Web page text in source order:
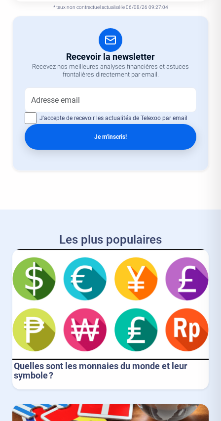
* taux non contractuel actualisé le 06/08/26 09:27:04
Recevoir la newsletter
Recevez nos meilleures analyses financières et astuces
frontalières directement par email.
J'accepte de recevoir les actualités de Telexoo par email
Je m'inscris!
Les plus populaires
Quelles sont les monnaies du monde et leur
symbole ?